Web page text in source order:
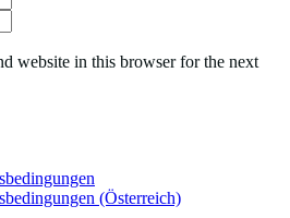
website in this browser for the next
(Österreich)